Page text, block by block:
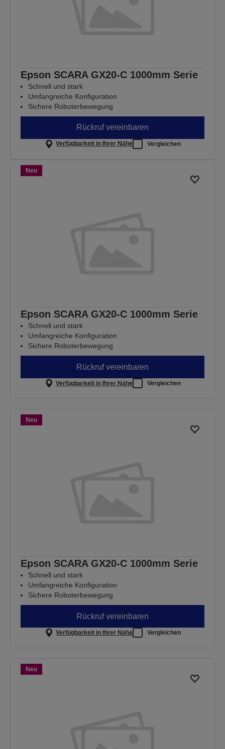
Epson SCARA GX20-C 1000mm Serie
Schnell und stark
Umfangreiche Konfiguration
Sichere Roboterbewegung
Rückruf vereinbaren
Verfügbarkeit in Ihrer Nähe Vergleichen
Neu
Epson SCARA GX20-C 1000mm Serie
Schnell und stark
Umfangreiche Konfiguration
Sichere Roboterbewegung
Rückruf vereinbaren
Verfügbarkeit in Ihrer Nähe Vergleichen
Neu
Epson SCARA GX20-C 1000mm Serie
Schnell und stark
Umfangreiche Konfiguration
Sichere Roboterbewegung
Rückruf vereinbaren
Verfügbarkeit in Ihrer Nähe Vergleichen
Neu